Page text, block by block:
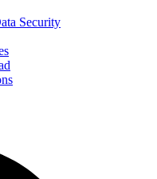
Security